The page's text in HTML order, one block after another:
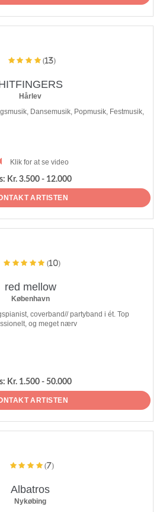
(13)
Hårlev
Dansemusik, Popmusik, Festmusik,
Klik for at se video
Kr. 3.500 - 12.000
ARTISTEN
(10)
red mellow
København
coverband// partyband i ét. Top
og meget nærv
Kr. 1.500 - 50.000
ARTISTEN
(7)
Albatros
Nykøbing